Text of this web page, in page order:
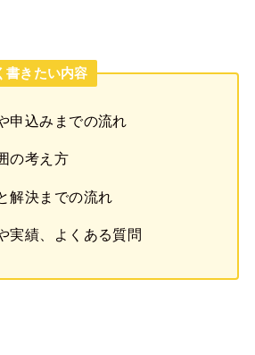
書きたい内容
申込みまでの流れ
の考え方
解決までの流れ
実績、よくある質問